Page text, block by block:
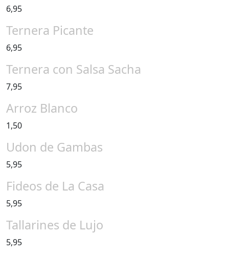
6,95
Ternera Picante
6,95
Ternera con Salsa Sacha
7,95
Arroz Blanco
1,50
Udon de Gambas
5,95
Fideos de La Casa
5,95
Tallarines de Lujo
5,95